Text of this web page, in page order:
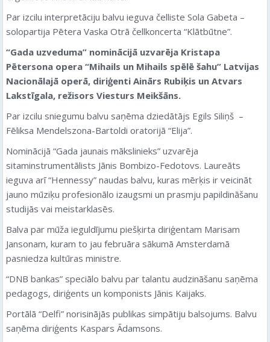
Par izcilu interpretāciju balvu ieguva čelliste Sola Gabeta –
solopartija Pētera Vaska Otrā čellkoncerta “Klātbūtne”.
“Gada uzveduma” nominācijā uzvarēja Kristapa
Pētersona opera “Mihails un Mihails spēlē šahu” Latvijas
Nacionālajā operā, diriģenti Ainārs Rubiķis un Atvars
Lakstīgala, režisors Viesturs Meikšāns.
Par izcilu sniegumu balvu saņēma dziedātājs Egils Siliņš –
Fēliksa Mendelszona-Bartoldi oratorijā “Elija”.
Nominācijā “Gada jaunais mākslinieks” uzvarēja
sitaminstrumentālists Jānis Bombizo-Fedotovs. Laureāts
ieguva arī “Hennessy” naudas balvu, kuras mērķis ir veicināt
jauno mūziķu profesionālo izaugsmi un prasmju papildināšanu
studijās vai meistarklasēs.
Balva par mūža ieguldījumu piešķirta diriģentam Marisam
Jansonam, kuram to jau februāra sākumā Amsterdamā
pasniedza kultūras ministre.
“DNB bankas” speciālo balvu par talantu audzināšanu saņēma
pedagogs, diriģents un komponists Jānis Kaijaks.
Portālā “Delfi” norisinājās publikas simpātiju balsojums. Balvu
saņēma diriģents Kaspars Ādamsons.